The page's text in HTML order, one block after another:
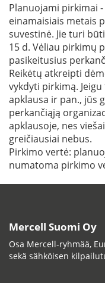
Planuojami pirkimai
einamaisiais metais
suvestinė. Jie turi
15 d. Vėliau pirkimų
pasikeitusius
Reikėtų atkreipti
vykdyti pirkimą.
apklausa ir pan., jūs
perkančiąją
apklausoje, nes
greičiausiai nebus.
Pirkimo vertė:
numatoma pirkimo
Mercell Suomi Oy
Osa Mercell-ryhmää,
sekä sähköisen